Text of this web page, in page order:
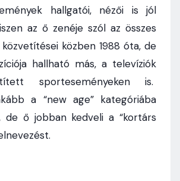
hallgatói, nézői is jól
az ő zenéje szól az összes
közben 1988 óta, de
hallható más, a televíziók
sporteseményeken is.
a “new age” kategóriába
de ő jobban kedveli a “kortárs